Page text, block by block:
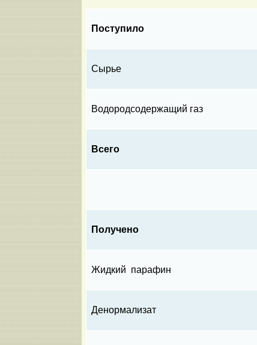
Поступило
Сырье
Водородсодержащий газ
Всего
Получено
Жидкий парафин
Денормализат